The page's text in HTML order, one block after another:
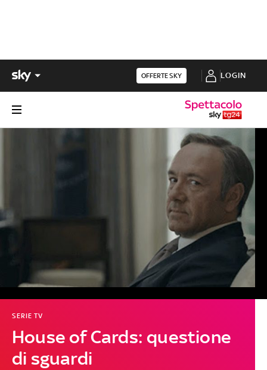
OFFERTE SKY LOGIN
House of Cards: questione
di sguardi
SERIE TV